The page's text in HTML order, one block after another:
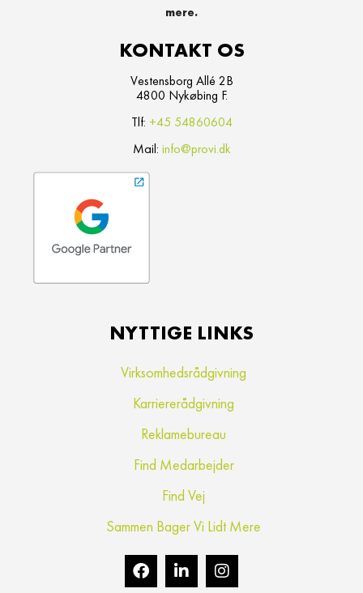
KONTAKT OS
Vestensborg Allé 2B
4800 Nykøbing F.
Tlf: +45 54860604
Mail: info@provi.dk
NYTTIGE LINKS
Virksomhedsrådgivning
Karriererådgivning
Reklamebureau
Find Medarbejder
Find Vej
Sammen Bager Vi Lidt Mere